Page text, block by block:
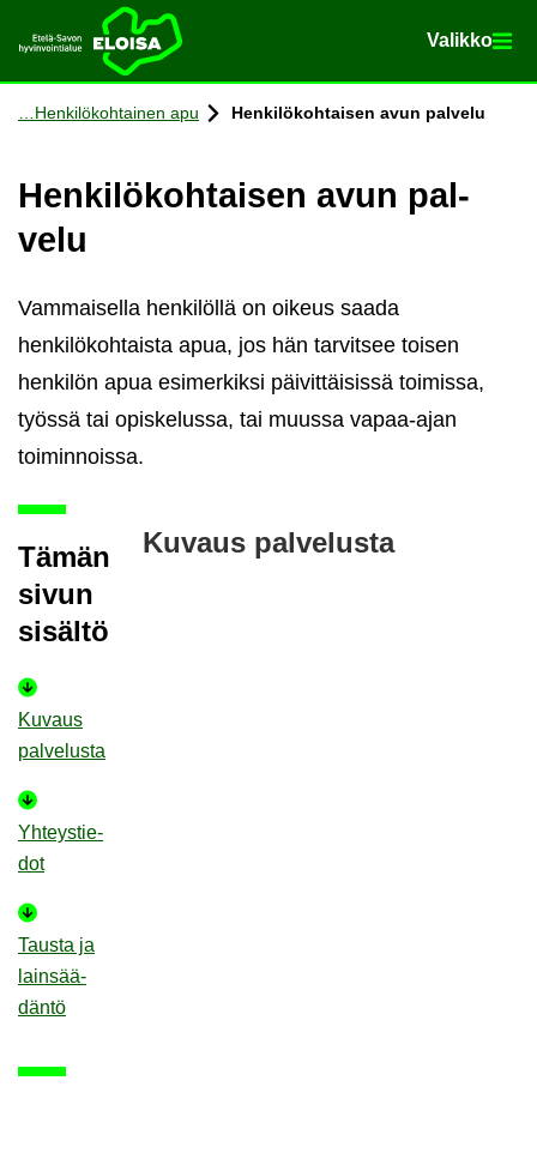
Etusi­vu Va­lik­ko
Va­lik­ko
Siir­ry si­säl­töön
Hen­ki­lö­koh­tai­nen apu Hen­ki­lö­koh­tai­sen avun pal­ve­lu
Hen­ki­lö­koh­tai­sen avun pal­
ve­lu
Vammaisella henkilöllä on oikeus saada
henkilökohtaista apua, jos hän tarvitsee toisen
henkilön apua esimerkiksi päivittäisissä toimissa,
työssä tai opiskelussa, tai muussa vapaa-ajan
toiminnoissa.
Tämän
sivun
si­säl­tö
Ku­vaus
pal­ve­lus­ta
Yh­teys­tie­
dot
Taus­ta ja
lain­sää­
dän­tö
Ku­vaus pal­ve­lus­ta